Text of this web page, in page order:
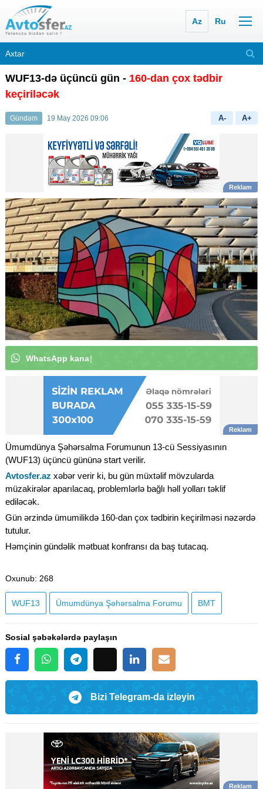
Az Ru
WUF13-də üçüncü gün - 160-dan çox tədbir
keçiriləcək
Gündəm 19 May 2026 09:06 A- A+
WhatsApp kanal
Ümumdünya Şəhərsalma Forumunun 13-cü Sessiyasının
(WUF13) üçüncü gününə start verilir.
Avtosfer.az xəbər verir ki, bu gün müxtəlif mövzularda
müzakirələr aparılacaq, problemlərlə bağlı həll yolları təklif
ediləcək.
Gün ərzində ümumilikdə 160-dan çox tədbirin keçirilməsi nəzərdə
tutulur.
Həmçinin gündəlik mətbuat konfransı da baş tutacaq.
Oxunub: 268
WUF13 Ümumdünya Şəhərsalma Forumu BMT
Sosial şəbəkələrdə paylaşın
Bizi Telegram-da izləyin